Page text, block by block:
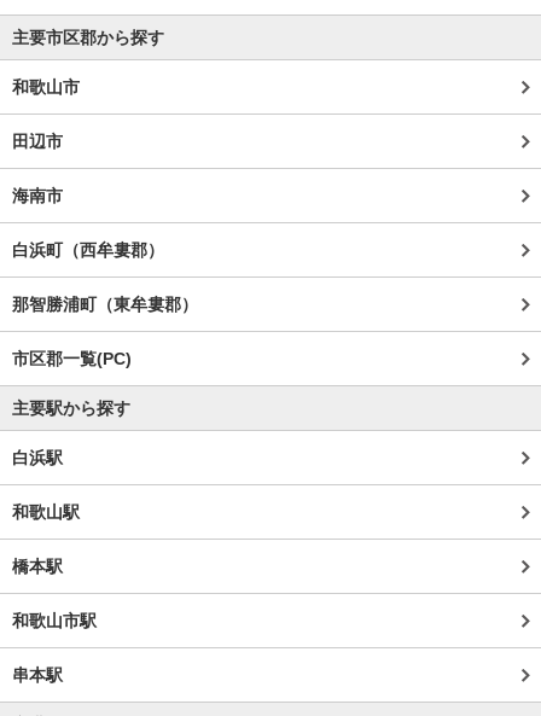
主要市区郡から探す
和歌山市
田辺市
海南市
白浜町（西牟婁郡）
那智勝浦町（東牟婁郡）
市区郡一覧(PC)
主要駅から探す
白浜駅
和歌山駅
橋本駅
和歌山市駅
串本駅